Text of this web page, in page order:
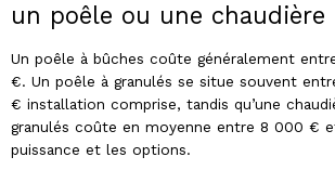
un poêle ou une chaudière
Un poêle à bûches coûte généralement
€. Un poêle à granulés se situe souvent
€ installation comprise, tandis qu’une
granulés coûte en moyenne entre 8 000 €
puissance et les options.